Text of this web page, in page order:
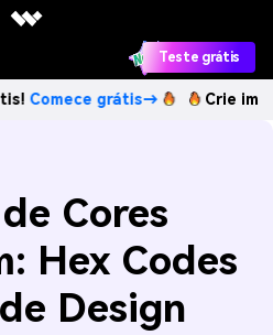
Teste grátis
grátis→ Crie imagens com
Cores
Hex Codes
Design